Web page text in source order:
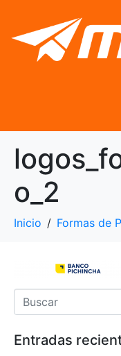
o_2
Inicio Formas de
Entradas